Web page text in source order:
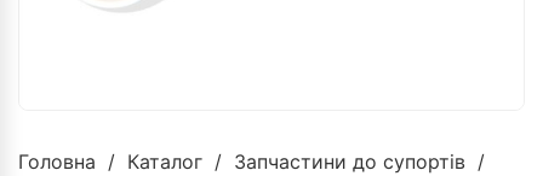
Головна / Каталог / Запчастини до супортів /